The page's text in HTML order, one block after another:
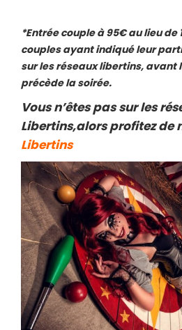
*Entrée couple à 95€ au lieu de
couples ayant indiqué leur
sur les réseaux libertins, avant
précède la soirée.
Vous n’êtes pas sur les
Libertins,alors profitez de
Libertins